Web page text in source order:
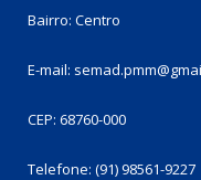
Bairro: Centro
E-mail:
CEP: 68760-000
Telefone: (91) 98561-9227